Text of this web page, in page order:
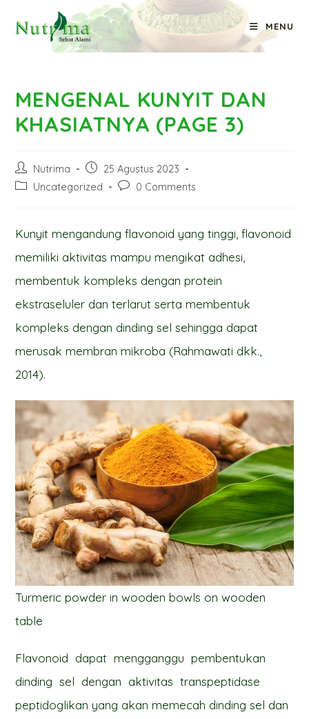
MENU
Blog
MENGENAL KUNYIT DAN
KHASIATNYA (PAGE 3)
Post
author:
Nutrima
Post
published:
25 Agustus 2023
PostUncategorized
Post0 Comments
Kunyit mengandung flavonoid yang tinggi, flavonoid
memiliki aktivitas mampu mengikat adhesi,
membentuk kompleks dengan protein
ekstraseluler dan terlarut serta membentuk
kompleks dengan dinding sel sehingga dapat
merusak membran mikroba (Rahmawati dkk.,
2014).
Turmeric powder in wooden bowls on wooden
table
Flavonoid dapat mengganggu pembentukan
dinding sel dengan aktivitas transpeptidase
peptidoglikan yang akan memecah dinding sel dan